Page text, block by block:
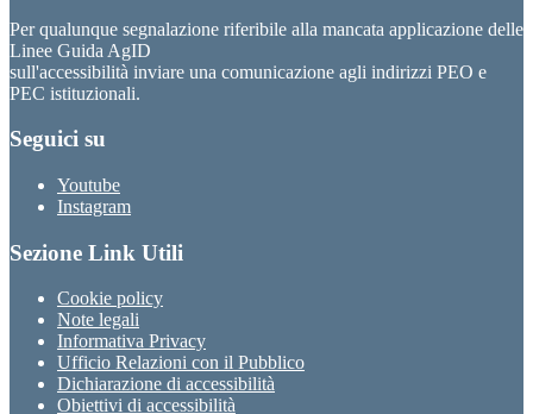
Per qualunque segnalazione riferibile alla mancata applicazione delle
Linee Guida AgID
sull'accessibilità inviare una comunicazione agli indirizzi PEO e
PEC istituzionali.
Seguici su
Youtube
Instagram
Sezione Link Utili
Cookie policy
Note legali
Informativa Privacy
Ufficio Relazioni con il Pubblico
Dichiarazione di accessibilità
Obiettivi di accessibilità